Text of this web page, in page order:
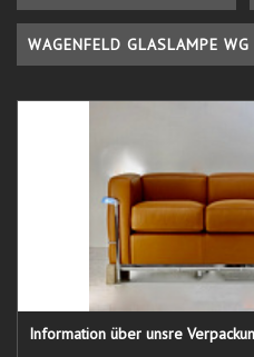
WAGENFELD GLASLAMPE
Information über unsre